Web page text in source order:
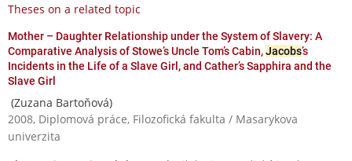
Theses on a related topic
Mother – Daughter Relationship under the System of Slavery: A
Comparative Analysis of Stowe’s Uncle Tom’s Cabin,Jacobs’s
Incidents in the Life of a Slave Girl, and Cather’s Sapphira and the
Slave Girl
(Zuzana Bartoňová)
2008, Diplomová práce, Filozofická fakulta / Masarykova
univerzita